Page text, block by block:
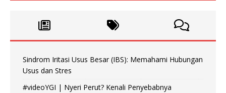
Sindrom Iritasi Usus Besar (IBS): Memahami Hubungan
Usus dan Stres
#videoYGI | Nyeri Perut? Kenali Penyebabnya